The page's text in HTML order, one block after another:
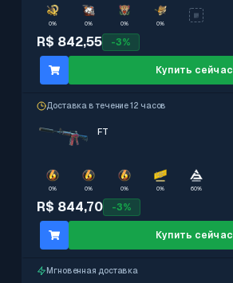
R$ 842,55 -3%
0% 0% 0% 0%
Купить сейчас
Доставка в течение 12 часов
R$ 844,70 -3%
FT
0% 0% 0% 0% 60%
Купить сейчас
Мгновенная доставка